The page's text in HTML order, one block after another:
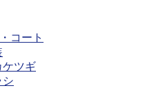
コート
ケツギ
シ